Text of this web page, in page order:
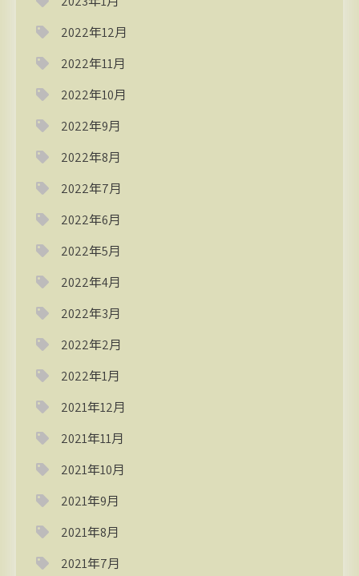
2022年12月
2022年11月
2022年10月
2022年9月
2022年8月
2022年7月
2022年6月
2022年5月
2022年4月
2022年3月
2022年2月
2022年1月
2021年12月
2021年11月
2021年10月
2021年9月
2021年8月
2021年7月